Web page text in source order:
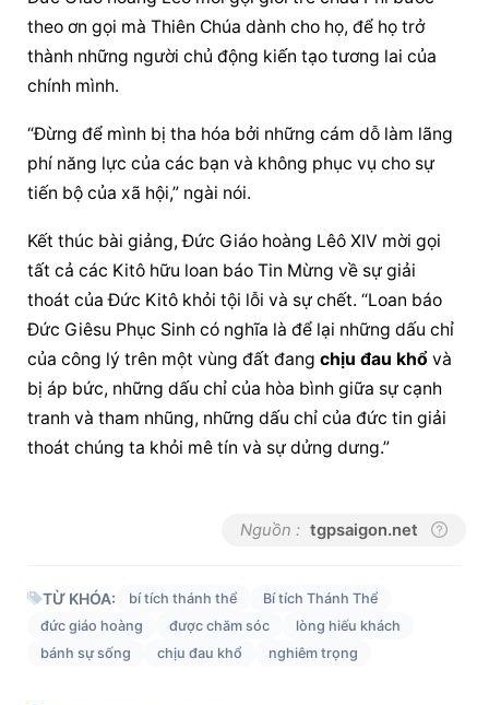
theo ơn gọi mà Thiên Chúa dành cho họ, để họ trở
thành những người chủ động kiến tạo tương lai của
chính mình.
“Đừng để mình bị tha hóa bởi những cám dỗ làm lãng
phí năng lực của các bạn và không phục vụ cho sự
tiến bộ của xã hội,” ngài nói.
Kết thúc bài giảng, Đức Giáo hoàng Lêô XIV mời gọi
tất cả các Kitô hữu loan báo Tin Mừng về sự giải
thoát của Đức Kitô khỏi tội lỗi và sự chết. “Loan báo
Đức Giêsu Phục Sinh có nghĩa là để lại những dấu chỉ
của công lý trên một vùng đất đang chịu đau khổ và
bị áp bức, những dấu chỉ của hòa bình giữa sự cạnh
tranh và tham nhũng, những dấu chỉ của đức tin giải
thoát chúng ta khỏi mê tín và sự dửng dưng.”
Nguồn : tgpsaigon.net
TỪ KHÓA: bí tích thánh thể
Bí tích Thánh Thể
đức giáo hoàng
được chăm sóc
lòng hiếu khách
bánh sự sống
chịu đau khổ nghiêm trọng